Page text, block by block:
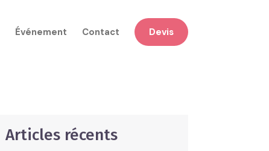
Événement Contact Devis
Articles récents